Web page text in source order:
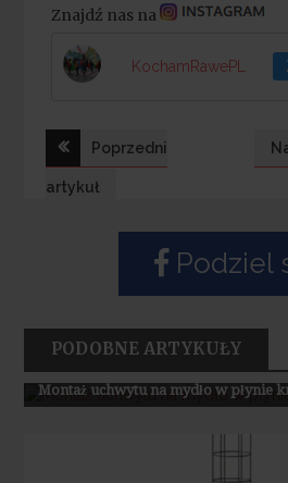
Znajdź nas na
KochamRawePL
Nawigacja
wpisu
Poprzedni
artykuł
Podziel
PODOBNE ARTYKUŁY
ZEWNĘTRZNE ARTYKUŁY
Montaż uchwytu na mydło w płynie